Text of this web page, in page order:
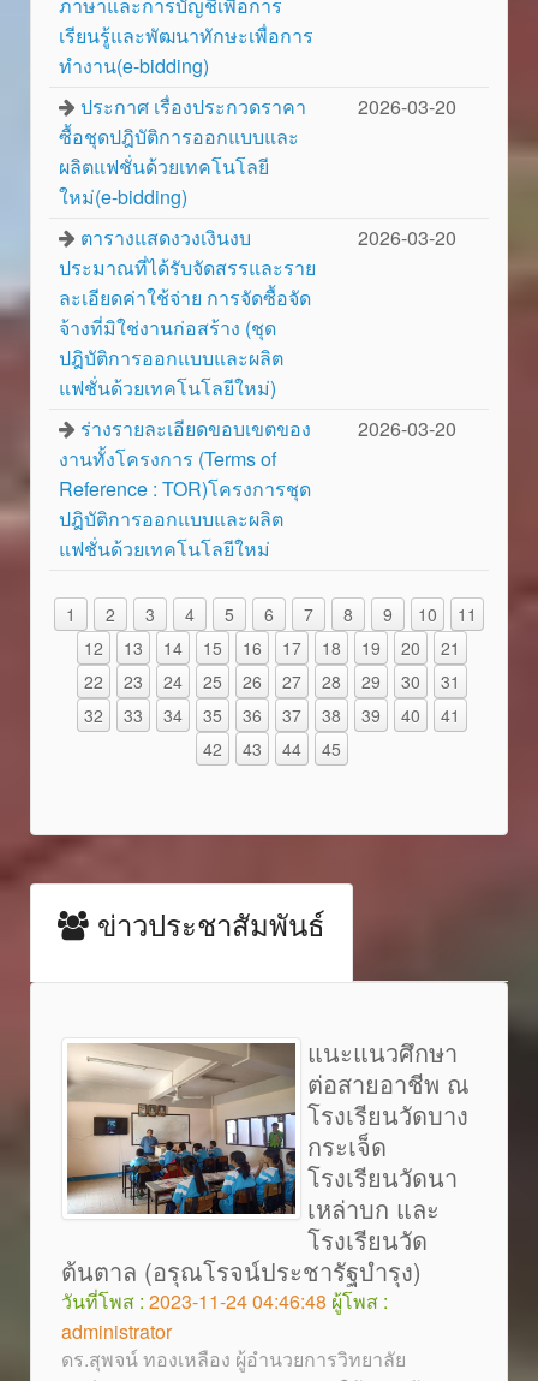
เรียนรู้และพัฒนาทักษะเพื่อการ
ทำงาน(e-bidding)
ประกาศ เรื่องประกวดราคา
ซื้อชุดปฎิบัติการออกแบบและ
ผลิตแฟชั่นด้วยเทคโนโลยี
ใหม่(e-bidding)
2026-03-20
ตารางแสดงวงเงินงบ
ประมาณที่ได้รับจัดสรรและราย
ละเอียดค่าใช้จ่าย การจัดซื้อจัด
จ้างที่มิใช่งานก่อสร้าง (ชุด
ปฎิบัติการออกแบบและผลิต
แฟชั่นด้วยเทคโนโลยีใหม่)
2026-03-20
ร่างรายละเอียดขอบเขตของ
งานทั้งโครงการ (Terms of
Reference : TOR)โครงการชุด
ปฎิบัติการออกแบบและผลิต
แฟชั่นด้วยเทคโนโลยีใหม่
2026-03-20
1 2 3 4 5 6 7 8 9 10
11
12
13 14 15 16 17 18 19 20
21
22
23 24 25 26 27 28 29 30
31
32
33 34 35 36 37 38 39 40
41
42
43 44 45
ข่าวประชาสัมพันธ์
แนะแนวศึกษา
ต่อสายอาชีพ ณ
โรงเรียนวัดบาง
กระเจ็ด
โรงเรียนวัดนา
เหล่าบก และ
โรงเรียนวัด
ต้นตาล (อรุณโรจน์ประชารัฐบำรุง)
วันที่โพส : 2023-11-24 04:46:48 ผู้โพส :
administrator
ดร.สุพจน์ ทองเหลือง ผู้อำนวยการวิทยาลัย